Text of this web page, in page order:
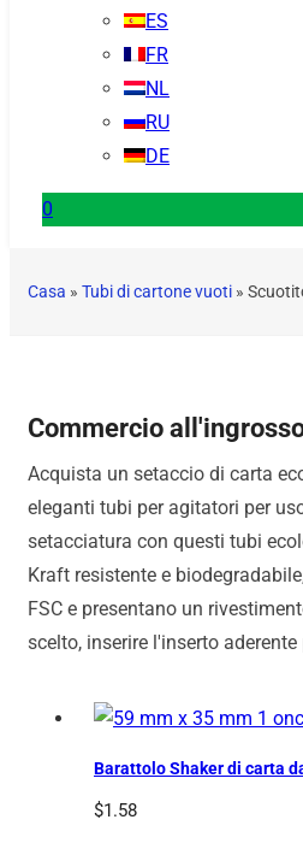
ES
FR
NL
RU
DE
0
Casa » Tubi di cartone vuoti »
Commercio
Acquista un setaccio di carta
eleganti tubi per agitatori per
setacciatura con questi tubi
Kraft resistente e
FSC e presentano un
scelto, inserire l'inserto
Barattolo Shaker di carta
$1.58